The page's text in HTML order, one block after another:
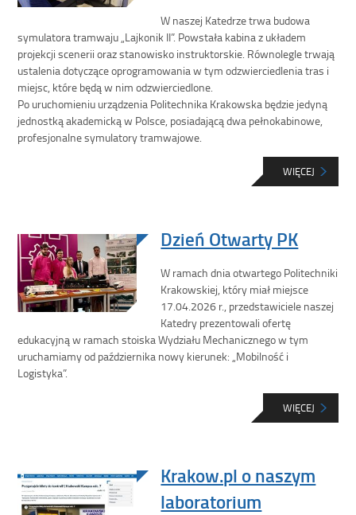
W naszej Katedrze trwa budowa
symulatora tramwaju „Lajkonik II”. Powstała kabina z układem
projekcji scenerii oraz stanowisko instruktorskie. Równolegle trwają
ustalenia dotyczące oprogramowania w tym odzwierciedlenia tras i
miejsc, które będą w nim odzwierciedlone.
Po uruchomieniu urządzenia Politechnika Krakowska będzie jedyną
jednostką akademicką w Polsce, posiadającą dwa pełnokabinowe,
profesjonalne symulatory tramwajowe.
WIĘCEJ
Dzień Otwarty PK
W ramach dnia otwartego Politechniki
Krakowskiej, który miał miejsce
17.04.2026 r., przedstawiciele naszej
Katedry prezentowali ofertę
edukacyjną w ramach stoiska Wydziału Mechanicznego w tym
uruchamiamy od października nowy kierunek: „Mobilność i
Logistyka”.
WIĘCEJ
Krakow.pl o naszym
laboratorium